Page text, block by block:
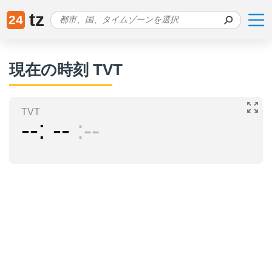
24 tz
現在の時刻 TVT
TVT
-- -- --